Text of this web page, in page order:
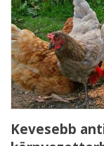
Kevesebb